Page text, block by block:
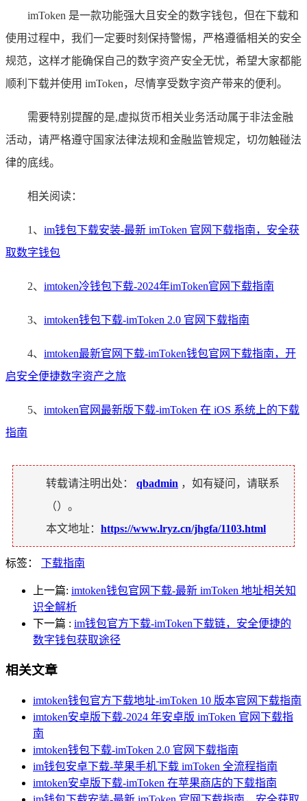
imToken 是一款功能强大且安全的数字钱包，但在下载和
使用过程中，我们一定要时刻保持警惕，严格遵循相关的安全
规范，这样才能确保自己的数字资产安全无忧，希望大家都能
顺利下载并使用 imToken，尽情享受数字资产带来的便利。
需要特别提醒的是,虚拟货币相关业务活动属于非法金融
活动，请严格遵守国家法律法规和金融监管规定，切勿触碰法
律的底线。
相关阅读：
1、 im钱包下载安装-最新 imToken 官网下载指南，安全获
取数字钱包
2、 imtoken冷钱包下载-2024年imToken官网下载指南
3、 imtoken钱包下载-imToken 2.0 官网下载指南
4、 imtoken最新官网下载-imToken钱包官网下载指南，开
启安全便捷数字资产之旅
5、 imtoken官网最新版下载-imToken 在 iOS 系统上的下载
指南
转载请注明出处： qbadmin ，如有疑问，请联系
（）。
本文地址： https://www.lryz.cn/jhgfa/1103.html
标签： 下载指南
上一篇: imtoken钱包官网下载-最新 imToken 地址相关知
识全解析
下一篇 : im钱包官方下载-imToken下载链，安全便捷的
数字钱包获取途径
相关文章
imtoken钱包官方下载地址-imToken 10 版本官网下载指南
imtoken安卓版下载-2024 年安卓版 imToken 官网下载指
南
imtoken钱包下载-imToken 2.0 官网下载指南
im钱包安卓下载-苹果手机下载 imToken 全流程指南
imtoken安卓版下载-imToken 在苹果商店的下载指南